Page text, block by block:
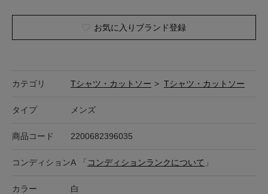
お気に入りブランド登録
カテゴリ Tシャツ・カットソー > Tシャツ・カットソー
タイプ メンズ
商品コード 2200682396035
コンディションA 「 コンディションランクについて 」
カラー 白